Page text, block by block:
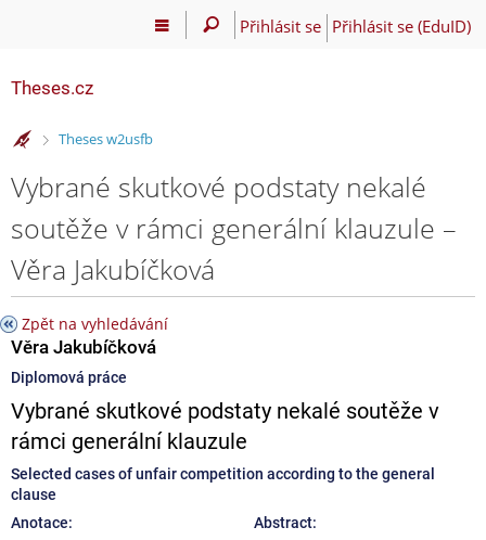
Přihlásit se Přihlásit se (EduID)
Theses.cz
>
Theses w2usfb
Vybrané skutkové podstaty nekalé
soutěže v rámci generální klauzule –
Věra Jakubíčková
Zpět na vyhledávání
Věra Jakubíčková
Diplomová práce
Vybrané skutkové podstaty nekalé soutěže v
rámci generální klauzule
Selected cases of unfair competition according to the general
clause
Anotace:
Abstract: